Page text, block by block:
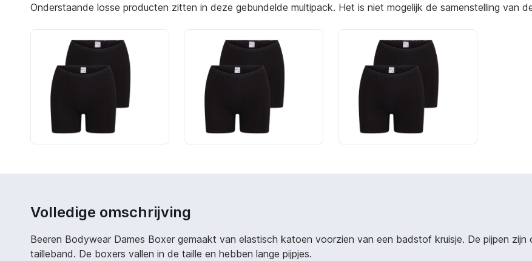
Onderstaande losse producten zitten in deze gebundelde multipack. Het is niet mogelijk de samenstelling van
Volledige omschrijving
Beeren Bodywear Dames Boxer gemaakt van elastisch katoen voorzien van een badstof kruisje. De pijpen
tailleband. De boxers vallen in de taille en hebben lange pijpjes.